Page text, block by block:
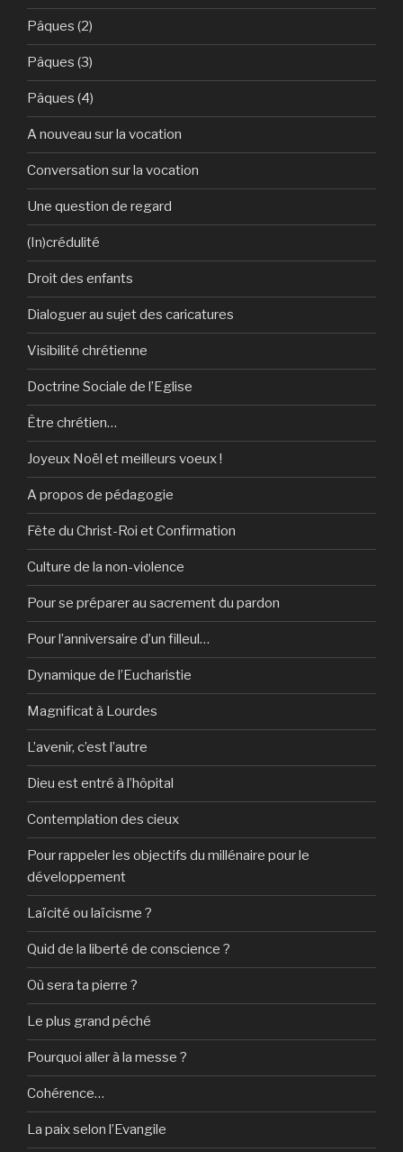
Pâques (2)
Pâques (3)
Pâques (4)
A nouveau sur la vocation
Conversation sur la vocation
Une question de regard
(In)crédulité
Droit des enfants
Dialoguer au sujet des caricatures
Visibilité chrétienne
Doctrine Sociale de l’Eglise
Être chrétien…
Joyeux Noël et meilleurs voeux !
A propos de pédagogie
Fête du Christ-Roi et Confirmation
Culture de la non-violence
Pour se préparer au sacrement du pardon
Pour l’anniversaire d’un filleul…
Dynamique de l’Eucharistie
Magnificat à Lourdes
L’avenir, c’est l’autre
Dieu est entré à l’hôpital
Contemplation des cieux
Pour rappeler les objectifs du millénaire pour le
développement
Laïcité ou laïcisme ?
Quid de la liberté de conscience ?
Où sera ta pierre ?
Le plus grand péché
Pourquoi aller à la messe ?
Cohérence…
La paix selon l’Evangile